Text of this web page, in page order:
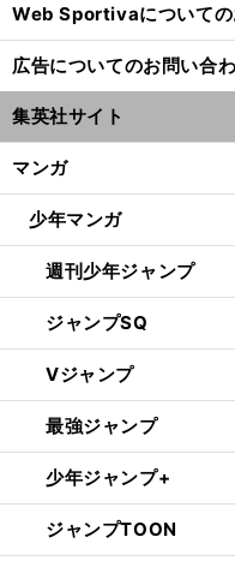
Web Sportivaについての
広告についてのお問い合
集英社サイト
マンガ
少年マンガ
週刊少年ジャンプ
ジャンプSQ
Vジャンプ
最強ジャンプ
少年ジャンプ+
ジャンプTOON